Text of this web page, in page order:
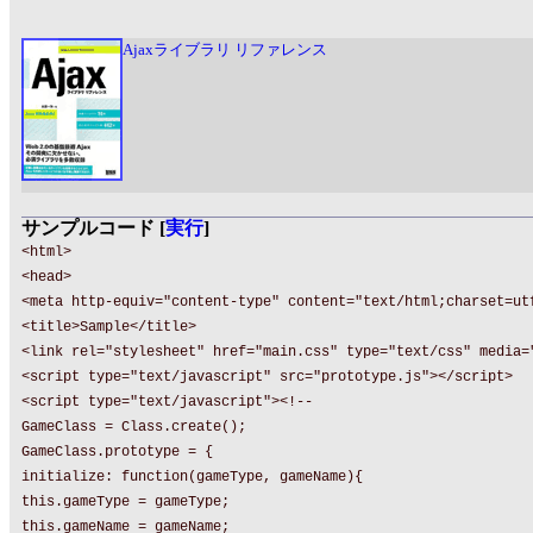
Ajaxライブラリ リファレンス
サンプルコード [実行]
<html>
<head>
<meta http-equiv="content-type" content="text/
<title>Sample</title>
<link rel="stylesheet" href="main.css" type="text/css"
<script type="text/javascript" src="prototype.js"></script>
<script type="text/javascript"><!--
GameClass = Class.create();
GameClass.prototype = {
initialize: function(gameType, gameName){
this.gameType = gameType;
this.gameName = gameName;